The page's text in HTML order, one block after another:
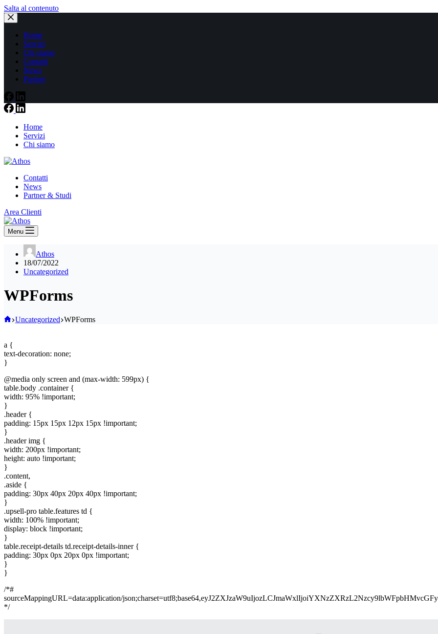
Salta al contenuto
Home
Servizi
Chi siamo
Contatti
News
Partner
Home
Servizi
Chi siamo
Contatti
News
Partner & Studi
Area Clienti
Menu
Athos
18/07/2022
Uncategorized
WPForms
Home
Uncategorized WPForms
a {
text-decoration: none;
}
@media only screen and (max-width: 599px) {
table.body .container {
width: 95% !important;
}
.header {
padding: 15px 15px 12px 15px !important;
}
.header img {
width: 200px !important;
height: auto !important;
}
.content,
.aside {
padding: 30px 40px 20px 40px !important;
}
.upsell-pro table.features td {
width: 100% !important;
display: block !important;
}
table.receipt-details td.receipt-details-inner {
padding: 30px 0px 20px 0px !important;
}
}
/*#
sourceMappingURL=data:application/
*/